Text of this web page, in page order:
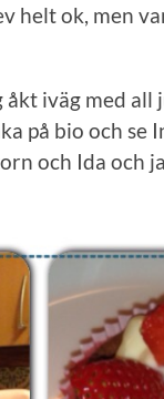
helt ok, men
iväg med all
på bio och se
och Ida och